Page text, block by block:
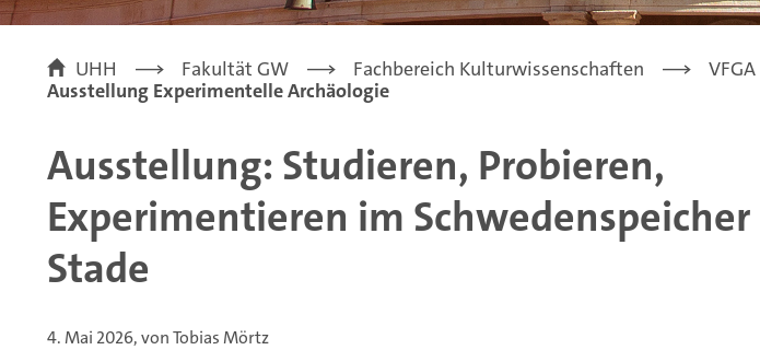
UHH Fakultät GW Fachbereich Kulturwissenschaften VFGA
Ausstellung Experimentelle Archäologie
Ausstellung: Studieren, Probieren,
Experimentieren im Schwedenspeicher
Stade
4. Mai 2026, von Tobias Mörtz